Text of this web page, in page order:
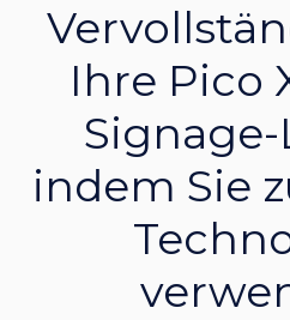
Ihre Pico
indem Sie